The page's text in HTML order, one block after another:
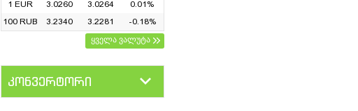
1 EUR
3.0260 3.0264
0.01%
100 RUB
3.2340 3.2281
-0.18%
ყველა ვალუტა
კონვერტორი